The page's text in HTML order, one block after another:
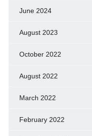
June 2024
August 2023
October 2022
August 2022
March 2022
February 2022